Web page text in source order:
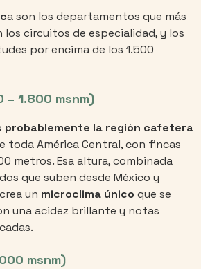
a son los departamentos que más
los circuitos de especialidad, y los
por encima de los 1.500
– 1.800 msnm)
probablemente la región cafetera
toda América Central, con fincas
metros. Esa altura, combinada
que suben desde México y
un microclima único que se
una acidez brillante y notas
msnm)